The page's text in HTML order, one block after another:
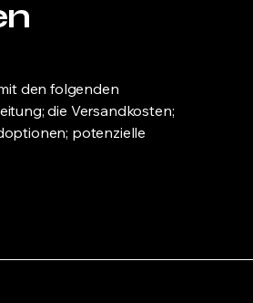
den folgenden
die Versandkosten;
potenzielle